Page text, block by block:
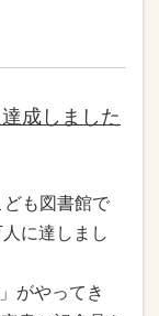
成しました
も図書館で
に達しまし
がやってき